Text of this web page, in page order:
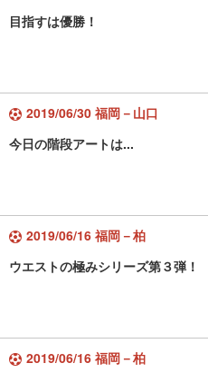
目指すは優勝！
2019/06/30 福岡－山口
今日の階段アートは...
2019/06/16 福岡－柏
ウエストの極みシリーズ第３弾！
2019/06/16 福岡－柏